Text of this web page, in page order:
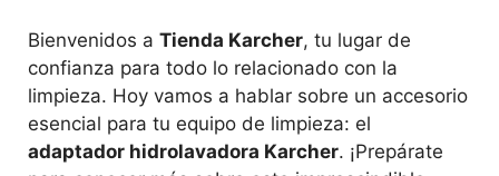
Bienvenidos a Tienda Karcher, tu lugar de
confianza para todo lo relacionado con la
limpieza. Hoy vamos a hablar sobre un accesorio
esencial para tu equipo de limpieza: el
adaptador hidrolavadora Karcher. ¡Prepárate